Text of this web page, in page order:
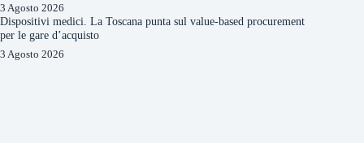
3 Agosto 2026
Dispositivi medici. La Toscana punta sul value-based procurement
per le gare d’acquisto
3 Agosto 2026